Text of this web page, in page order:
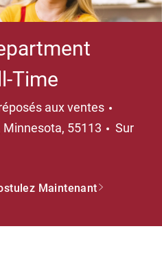
Time
aux ventes
Minnesota, 55113
Sur
Maintenant